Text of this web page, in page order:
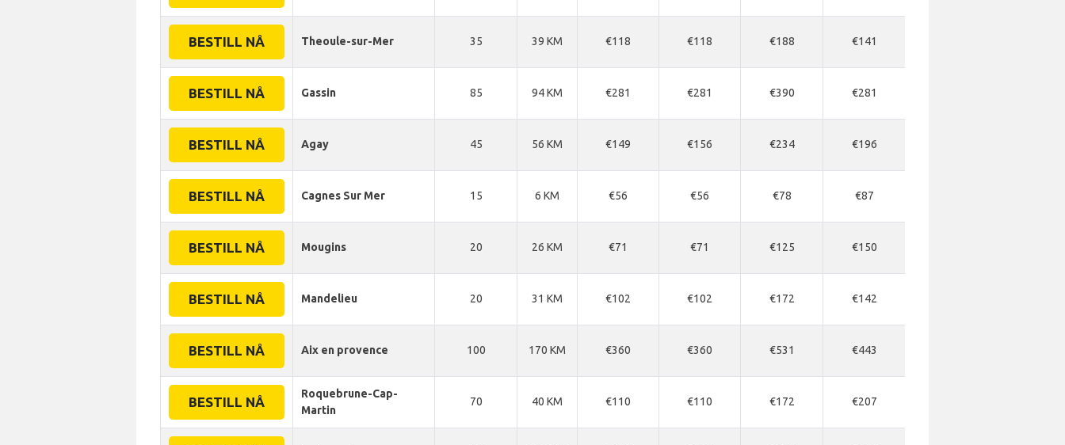
BESTILL NÅ Theoule-sur-Mer 35 39 KM €118 €118 €188 €141
BESTILL NÅ Gassin 85 94 KM €281 €281 €390 €281
BESTILL NÅ Agay 45 56 KM €149 €156 €234 €196
BESTILL NÅ Cagnes Sur Mer 15 6 KM €56 €56 €78 €87
BESTILL NÅ Mougins 20 26 KM €71 €71 €125 €150
BESTILL NÅ Mandelieu 20 31 KM €102 €102 €172 €142
BESTILL NÅ Aix en provence 100 170 KM €360 €360 €531 €443
BESTILL NÅ
Roquebrune-Cap-
Martin
70 40 KM €110 €110 €172 €207